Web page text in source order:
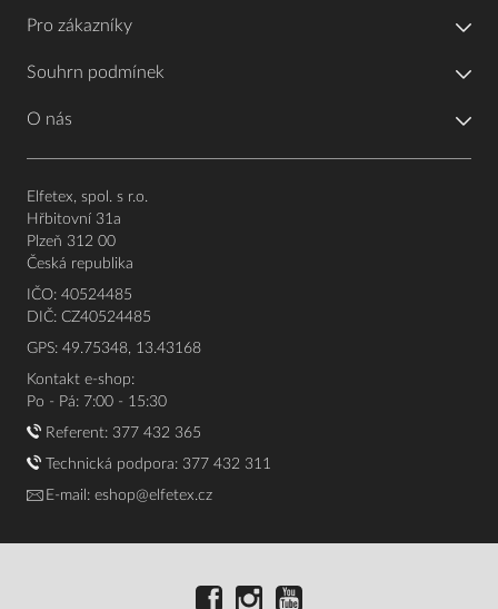
Pro zákazníky
Souhrn podmínek
O nás
Elfetex, spol. s r.o.
Hřbitovní 31a
Plzeň 312 00
Česká republika
IČO: 40524485
DIČ: CZ40524485
GPS: 49.75348, 13.43168
Kontakt e-shop:
Po - Pá: 7:00 - 15:30
Referent: 377 432 365
Technická podpora: 377 432 311
E-mail: eshop@elfetex.cz